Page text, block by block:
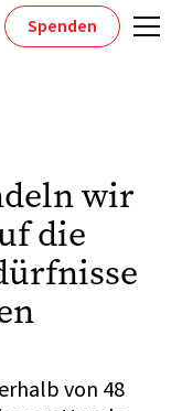
Spenden
wir
die
von 48